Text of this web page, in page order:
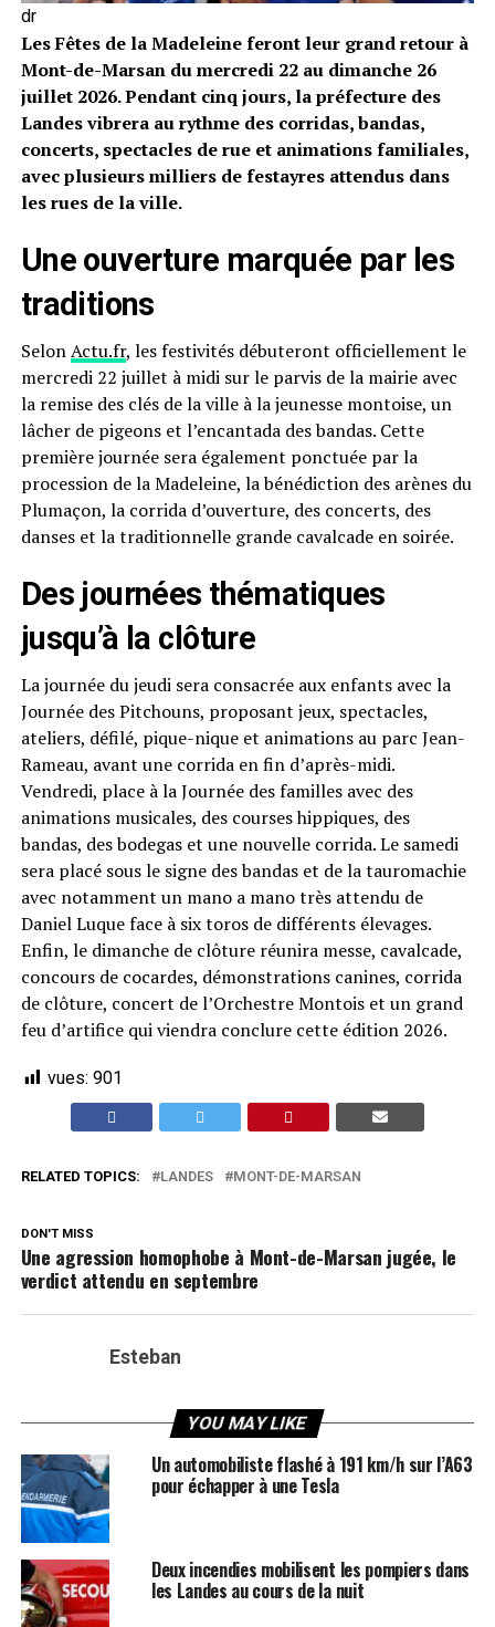
dr
Les Fêtes de la Madeleine feront leur grand retour à
Mont-de-Marsan du mercredi 22 au dimanche 26
juillet 2026. Pendant cinq jours, la préfecture des
Landes vibrera au rythme des corridas, bandas,
concerts, spectacles de rue et animations familiales,
avec plusieurs milliers de festayres attendus dans
les rues de la ville.
Une ouverture marquée par les
traditions
SelonActu.fr, les festivités débuteront officiellement le
mercredi 22 juillet à midi sur le parvis de la mairie avec
la remise des clés de la ville à la jeunesse montoise, un
lâcher de pigeons et l’encantada des bandas. Cette
première journée sera également ponctuée par la
procession de la Madeleine, la bénédiction des arènes du
Plumaçon, la corrida d’ouverture, des concerts, des
danses et la traditionnelle grande cavalcade en soirée.
Des journées thématiques
jusqu’à la clôture
La journée du jeudi sera consacrée aux enfants avec la
Journée des Pitchouns, proposant jeux, spectacles,
ateliers, défilé, pique-nique et animations au parc Jean-
Rameau, avant une corrida en fin d’après-midi.
Vendredi, place à la Journée des familles avec des
animations musicales, des courses hippiques, des
bandas, des bodegas et une nouvelle corrida. Le samedi
sera placé sous le signe des bandas et de la tauromachie
avec notamment un mano a mano très attendu de
Daniel Luque face à six toros de différents élevages.
Enfin, le dimanche de clôture réunira messe, cavalcade,
concours de cocardes, démonstrations canines, corrida
de clôture, concert de l’Orchestre Montois et un grand
feu d’artifice qui viendra conclure cette édition 2026.
vues: 901
RELATED TOPICS: LANDES MONT-DE-MARSAN
DON'T MISS
Une agression homophobe à Mont-de-Marsan jugée, le
verdict attendu en septembre
Esteban
YOU MAY LIKE
Un automobiliste flashé à 191 km/h sur l’A63
pour échapper à une Tesla
Deux incendies mobilisent les pompiers dans
les Landes au cours de la nuit